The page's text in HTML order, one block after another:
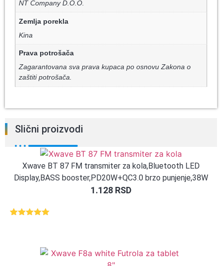
NT Company D.O.O.
Zemlja porekla
Kina
Prava potrošača
Zagarantovana sva prava kupaca po osnovu Zakona o
zaštiti potrošača.
Slični proizvodi
Xwave BT 87 FM transmiter za kola,Bluetooth LED
Display,BASS booster,PD20W+QC3.0 brzo punjenje,38W
1.128 RSD